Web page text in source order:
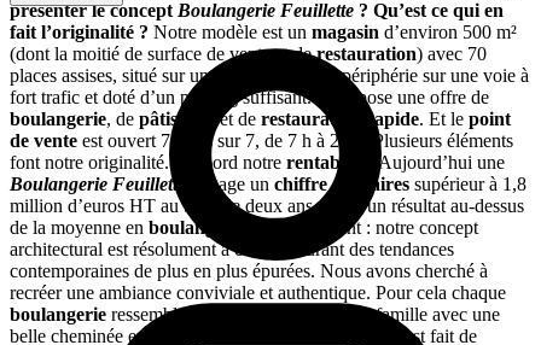
présenter le concept Boulangerie Feuillette ? Qu’est ce qui en
fait l’originalité ? Notre modèle est un magasin d’environ 500 m²
(dont la moitié de surface de vente et derestauration) avec 70
places assises, situé sur un emplacement en périphérie sur une voie à
fort trafic et doté d’un parking suffisant. Il propose une offre de
boulangerie, de pâtisserieet de restauration rapide. Et le point
de vente est ouvert 7 jours sur 7, de 7 h à 20 h. Plusieurs éléments
font notre originalité. D’abord notre rentabilité
. Aujourd’hui une
Boulangerie Feuillette
dégage un chiffre d’affaires supérieur à 1,8
million d’euros HT au bout de deux ans. C’est un résultat au-dessus
de la moyenne en boulangerie
. Autre élément : notre concept
architectural est résolument à contre-courant des tendances
contemporaines de plus en plus épurées. Nous avons cherché à
recréer une ambiance conviviale et authentique. Pour cela chaque
boulangerie ressemble un peu à une maison de famille avec une
belle cheminée en pierre de taille et du feu, le décor est fait de